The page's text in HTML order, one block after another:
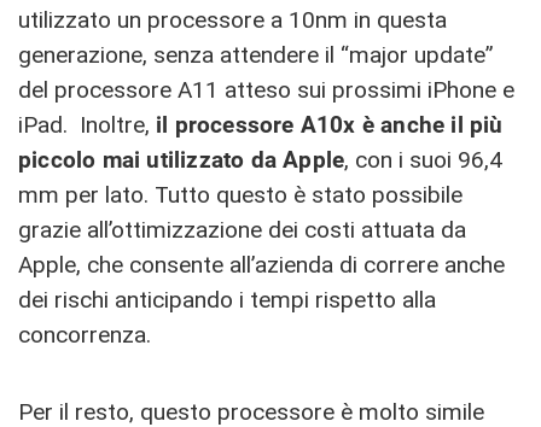
utilizzato un processore a 10nm in questa
generazione, senza attendere il “major update”
del processore A11 atteso sui prossimi iPhone e
iPad. Inoltre, il processore A10x è anche il più
piccolo mai utilizzato da Apple, con i suoi 96,4
mm per lato. Tutto questo è stato possibile
grazie all’ottimizzazione dei costi attuata da
Apple, che consente all’azienda di correre anche
dei rischi anticipando i tempi rispetto alla
concorrenza.
Per il resto, questo processore è molto simile